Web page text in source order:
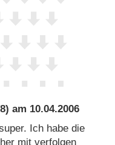
am 10.04.2006
Ich habe die
mit verfolgen